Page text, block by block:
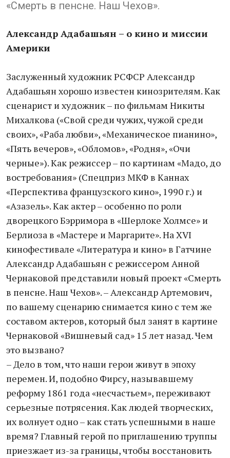
«Смерть в пенсне. Наш Чехов».
Александр Адабашьян – о кино и миссии
Америки
Заслуженный художник РСФСР Александр
Адабашьян хорошо известен кинозрителям. Как
сценарист и художник – по фильмам Никиты
Михалкова («Свой среди чужих, чужой среди
своих», «Раба любви», «Механическое пианино»,
«Пять вечеров», «Обломов», «Родня», «Очи
черные»). Как режиссер – по картинам «Мадо, до
востребования» (Спецприз МКФ в Каннах
«Перспектива французского кино», 1990 г.) и
«Азазель». Как актер – особенно по роли
дворецкого Бэрримора в «Шерлоке Холмсе» и
Берлиоза в «Мастере и Маргарите». На XVI
кинофестивале «Литература и кино» в Гатчине
Александр Адабашьян с режиссером Анной
Чернаковой представили новый проект «Смерть
в пенсне. Наш Чехов». – Александр Артемович,
по вашему сценарию снимается кино с тем же
составом актеров, который был занят в картине
Чернаковой «Вишневый сад» 15 лет назад. Чем
это вызвано?
– Дело в том, что наши герои живут в эпоху
перемен. И, подобно Фирсу, называвшему
реформу 1861 года «несчастьем», переживают
серьезные потрясения. Как людей творческих,
их волнует одно – как стать успешными в наше
время? Главный герой по приглашению труппы
приезжает из-за границы, чтобы восстановить